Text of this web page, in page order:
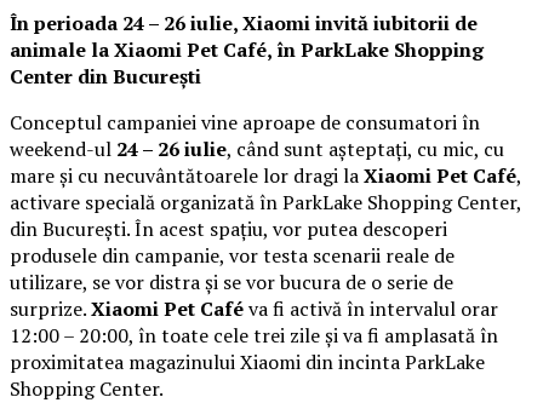
În perioada 24 – 26 iulie, Xiaomi invită iubitorii de
animale laXiaomi Pet Café, în ParkLake Shopping
Center din București
Conceptul campaniei vine aproape de consumatori în
weekend-ul 24 – 26 iulie, când sunt așteptați, cu mic, cu
mare și cu necuvântătoarele lor dragi laXiaomi Pet Café,
activare specială organizată în ParkLake Shopping Center,
din București. În acest spațiu, vor putea descoperi
produsele din campanie, vor testa scenarii reale de
utilizare, se vor distra și se vor bucura de o serie de
surprize.Xiaomi Pet Caféva fi activă în intervalul orar
12:00 – 20:00, în toate cele trei zile și va fi amplasată în
proximitatea magazinului Xiaomi din incinta ParkLake
Shopping Center.